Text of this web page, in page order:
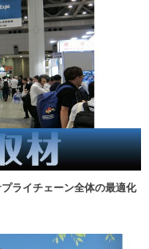
ライチェーン全体の最適化